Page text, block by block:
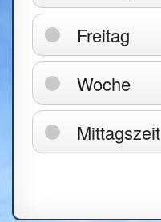
Freitag
Woche
Mittagszeit